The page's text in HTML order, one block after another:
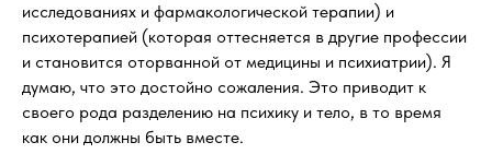
исследованиях и фармакологической терапии) и
психотерапией (которая оттесняется в другие профессии
и становится оторванной от медицины и психиатрии). Я
думаю, что это достойно сожаления. Это приводит к
своего рода разделению на психику и тело, в то время
как они должны быть вместе.